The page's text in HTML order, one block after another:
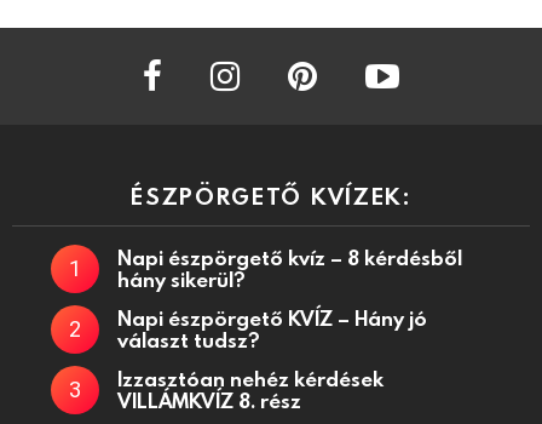
facebook instagram
ÉSZPÖRGETŐ KVÍZEK:
Napi észpörgető kvíz – 8 kérdésből
hány sikerül?
Napi észpörgető KVÍZ – Hány jó
választ tudsz?
Izzasztóan nehéz kérdések
VILLÁMKVÍZ 8. rész